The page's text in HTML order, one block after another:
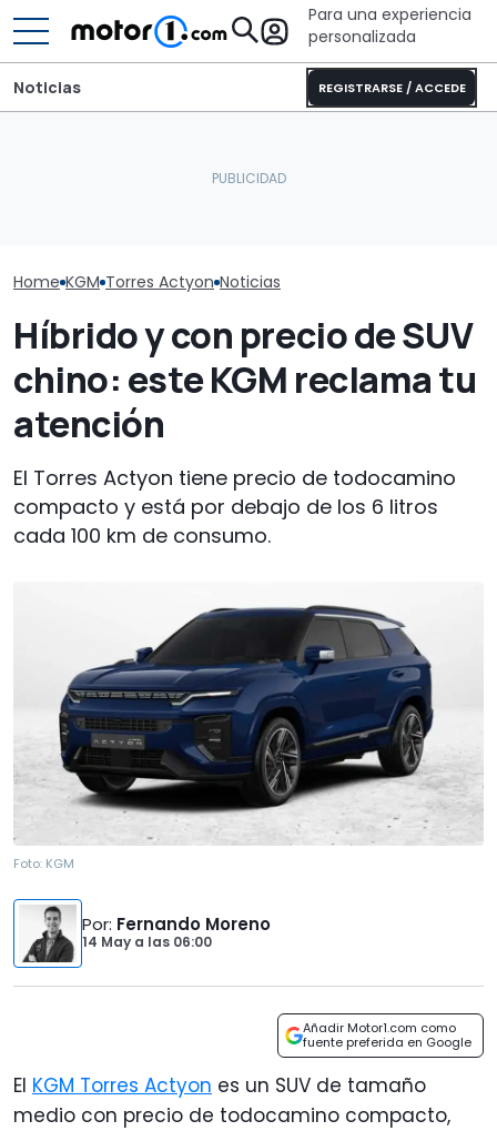
Para una experiencia
personalizada
REGISTRARSE / ACCEDE
Noticias
Home KGM Torres Actyon Noticias
Híbrido y con precio de SUV
chino: este KGM reclama tu
atención
El Torres Actyon tiene precio de todocamino
compacto y está por debajo de los 6 litros
cada 100 km de consumo.
Foto: KGM
Por: Fernando Moreno
14 May a las 06:00
Añadir Motor1.com como
fuente preferida en Google
El KGM Torres Actyon es un SUV de tamaño
medio con precio de todocamino compacto,